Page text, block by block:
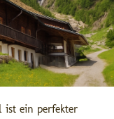
ist ein perfekter